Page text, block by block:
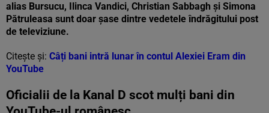
alias Bursucu, Ilinca Vandici, Christian Sabbagh și Simona
Pătruleasa sunt doar șase dintre vedetele îndrăgitului post
de televiziune.
Citește și: Câți bani intră lunar în contul Alexiei Eram din
YouTube
Oficialii de la Kanal D scot mulți bani din